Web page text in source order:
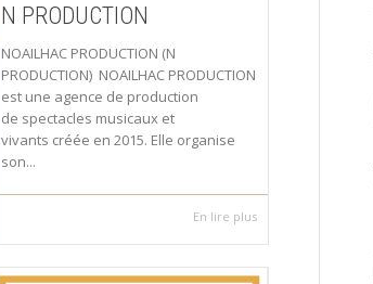
N PRODUCTION
NOAILHAC PRODUCTION (N
PRODUCTION) NOAILHAC PRODUCTION
est une agence de production
de spectacles musicaux et
vivants créée en 2015. Elle organise
son...
En lire plus